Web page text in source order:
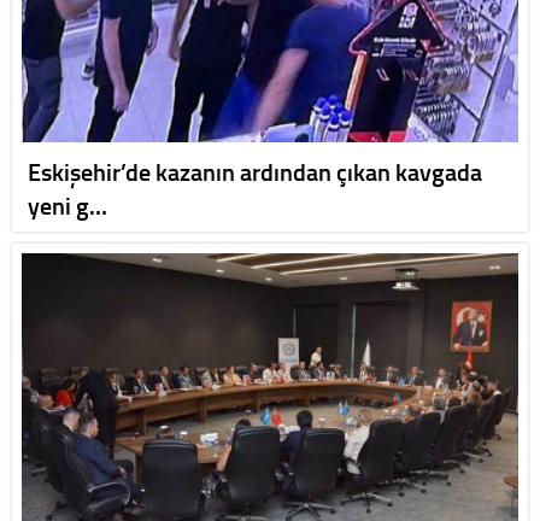
Eskişehir’de kazanın ardından çıkan kavgada
yeni g…